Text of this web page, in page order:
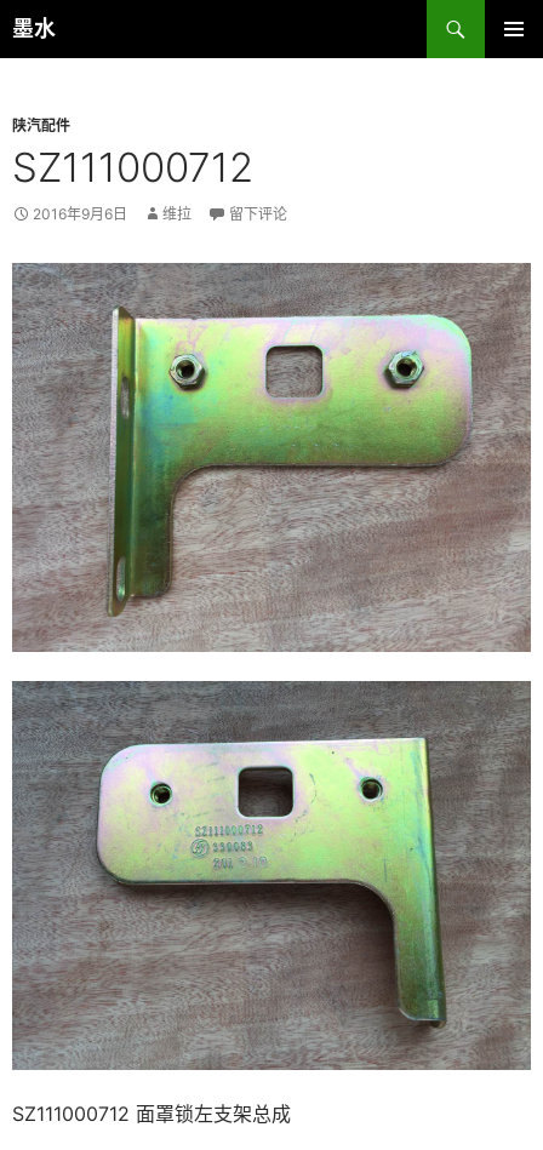
跳
至
墨水
搜
索
陕汽配件
SZ111000712
2016年9月6日 维拉 留下评论
SZ111000712 面罩锁左支架总成